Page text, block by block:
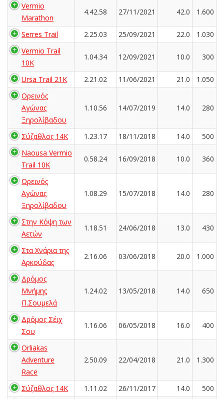
Vermio
Marathon
4.42.58 27/11/2021 42.0 1.600
Serres Trail 2.25.03 25/09/2021 22.0
1.030
Vermio Trail
10K
1.04.34 12/09/2021 10.0 300
Ursa Trail 21K 2.21.02 11/06/2021 21.0
1.050
Ορεινός
Αγώνας
Ξηρολίβαδου
1.10.56 14/07/2019 14.0 280
Σύζαθλος 14Κ 1.23.17 18/11/2018 14.0
500
Naousa Vermio
Trail 10Κ
0.58.24 16/09/2018 10.0 360
Ορεινός
Αγώνας
Ξηρολίβαδου
1.08.29 15/07/2018 14.0 280
Στην Κόψη των
Αετών
1.18.51 24/06/2018 13.0 430
Στα Χνάρια της
Αρκούδας
2.16.06 03/06/2018 20.0 1.000
Δρόμος
Μνήμης
Π.Σουμελά
1.24.02 13/05/2018 14.0 650
Δρόμος Σέιχ
Σου
1.16.06 06/05/2018 16.0 400
Orliakas
Adventure
Race
2.50.09 22/04/2018 21.0 1.300
Σύζαθλος 14Κ 1.11.02 26/11/2017 14.0
500